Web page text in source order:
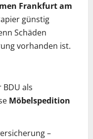
Frankfurt am
günstig
Schäden
vorhanden ist.
als
Möbelspedition
–